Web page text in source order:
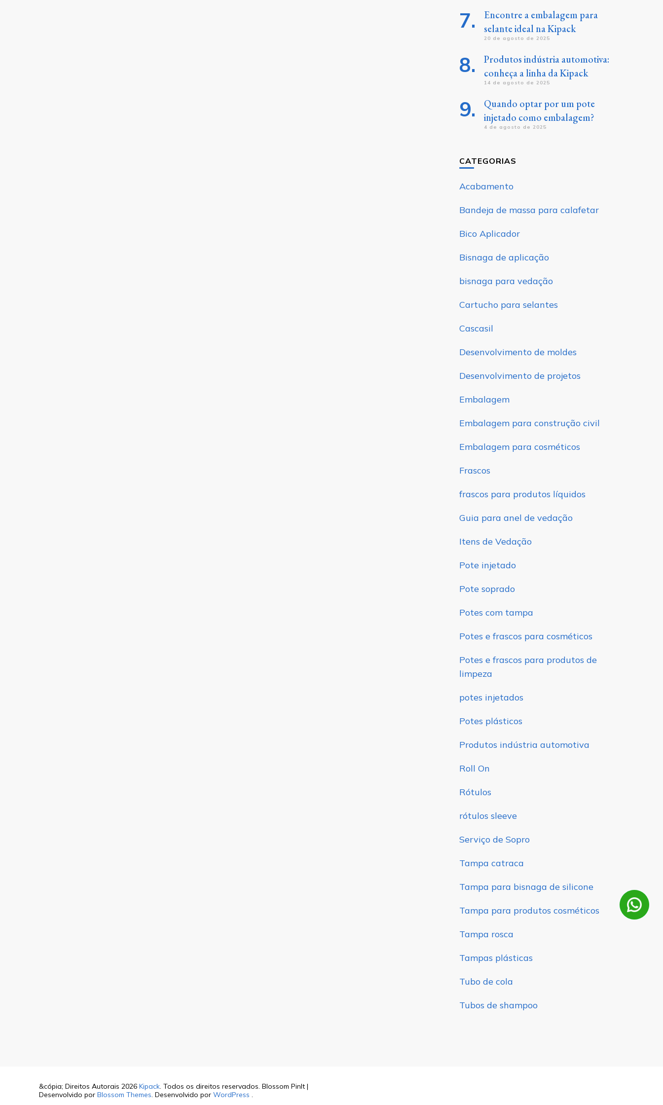
Encontre a embalagem para
selante ideal na Kipack
20 de agosto de 2025
Produtos indústria automotiva:
conheça a linha da Kipack
14 de agosto de 2025
Quando optar por um pote
injetado como embalagem?
4 de agosto de 2025
CATEGORIAS
Acabamento
Bandeja de massa para calafetar
Bico Aplicador
Bisnaga de aplicação
bisnaga para vedação
Cartucho para selantes
Cascasil
Desenvolvimento de moldes
Desenvolvimento de projetos
Embalagem
Embalagem para construção civil
Embalagem para cosméticos
Frascos
frascos para produtos líquidos
Guia para anel de vedação
Itens de Vedação
Pote injetado
Pote soprado
Potes com tampa
Potes e frascos para cosméticos
Potes e frascos para produtos de
limpeza
potes injetados
Potes plásticos
Produtos indústria automotiva
Roll On
Rótulos
rótulos sleeve
Serviço de Sopro
Tampa catraca
Tampa para bisnaga de silicone
Tampa para produtos cosméticos
Tampa rosca
Tampas plásticas
Tubo de cola
Tubos de shampoo
&cópia; Direitos Autorais 2026 Kipack. Todos os direitos reservados. Blossom PinIt |
Desenvolvido por Blossom Themes. Desenvolvido por WordPress .